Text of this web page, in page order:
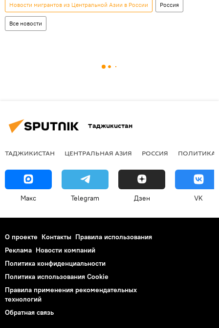
Новости мигрантов из Центральной Азии в России Россия
Все новости
Таджикистан
ТАДЖИКИСТАН ЦЕНТРАЛЬНАЯ АЗИЯ РОССИЯ ПОЛИТИКА
Макс Telegram Дзен VK
О проекте Контакты Правила использования
Реклама Новости компаний
Политика конфиденциальности
Политика использования Cookie
Правила применения рекомендательных
технологий
Обратная связь